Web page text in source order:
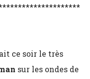
ce soir le très
sur les ondes de